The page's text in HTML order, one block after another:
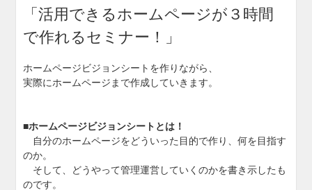
「活用できるホームページが３時間
で作れるセミナー！」
ホームページビジョンシートを作りながら、
実際にホームページまで作成していきます。
■ホームページビジョンシートとは！
自分のホームページをどういった目的で作り、何を目指す
のか。
そして、どうやって管理運営していくのかを書き示したも
のです。